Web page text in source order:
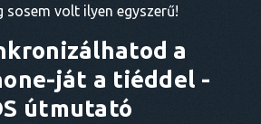
sosem volt ilyen egyszerű!
a
ját a tiéddel -
útmutató